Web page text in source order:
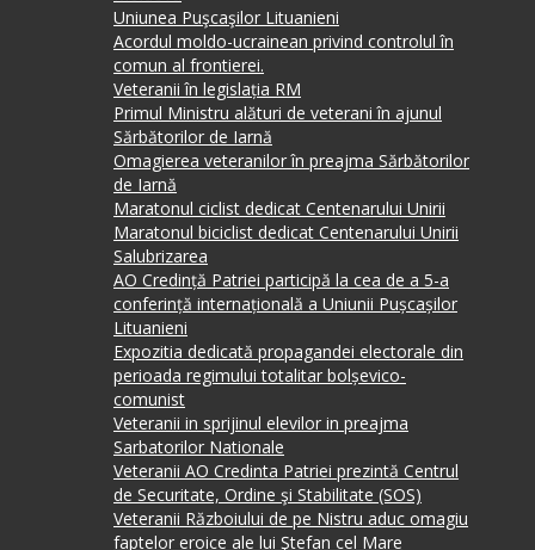
Uniunea Puşcaşilor Lituanieni
Acordul moldo-ucrainean privind controlul în
comun al frontierei.
Veteranii în legislația RM
Primul Ministru alături de veterani în ajunul
Sărbătorilor de Iarnă
Omagierea veteranilor în preajma Sărbătorilor
de Iarnă
Maratonul ciclist dedicat Centenarului Unirii
Maratonul biciclist dedicat Centenarului Unirii
Salubrizarea
AO Credință Patriei participă la cea de a 5-a
conferință internațională a Uniunii Pușcașilor
Lituanieni
Expozitia dedicată propagandei electorale din
perioada regimului totalitar bolșevico-
comunist
Veteranii in sprijinul elevilor in preajma
Sarbatorilor Nationale
Veteranii AO Credinta Patriei prezintă Centrul
de Securitate, Ordine şi Stabilitate (SOS)
Veteranii Războiului de pe Nistru aduc omagiu
faptelor eroice ale lui Ştefan cel Mare